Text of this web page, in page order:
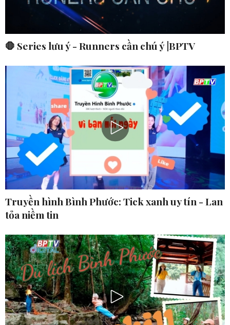
🛑 Series lưu ý - Runners cần chú ý |BPTV
Truyền hình Bình Phước: Tick xanh uy tín - Lan
tỏa niềm tin